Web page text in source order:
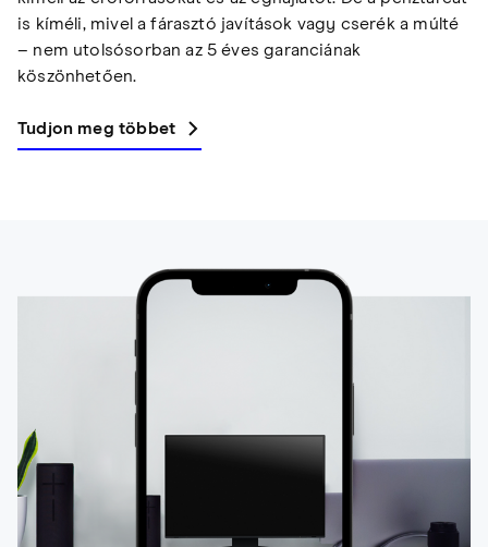
is kíméli, mivel a fárasztó javítások vagy cserék a múlté
– nem utolsósorban az 5 éves garanciának
köszönhetően.
Tudjon meg többet